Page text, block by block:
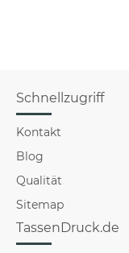
Schnellzugriff
Kontakt
Blog
Qualität
Sitemap
TassenDruck.de